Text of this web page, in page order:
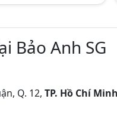
Bảo Anh SG
Q. 12, TP. Hồ Chí